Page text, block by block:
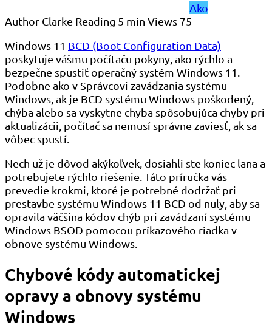
Ako
Author Clarke Reading 5 min Views 75
Windows 11 BCD (Boot Configuration Data)
poskytuje vášmu počítaču pokyny, ako rýchlo a
bezpečne spustiť operačný systém Windows 11.
Podobne ako v Správcovi zavádzania systému
Windows, ak je BCD systému Windows poškodený,
chýba alebo sa vyskytne chyba spôsobujúca chyby pri
aktualizácii, počítač sa nemusí správne zaviesť, ak sa
vôbec spustí.
Nech už je dôvod akýkoľvek, dosiahli ste koniec lana a
potrebujete rýchlo riešenie. Táto príručka vás
prevedie krokmi, ktoré je potrebné dodržať pri
prestavbe systému Windows 11 BCD od nuly, aby sa
opravila väčšina kódov chýb pri zavádzaní systému
Windows BSOD pomocou príkazového riadka v
obnove systému Windows.
Chybové kódy automatickej
opravy a obnovy systému
Windows